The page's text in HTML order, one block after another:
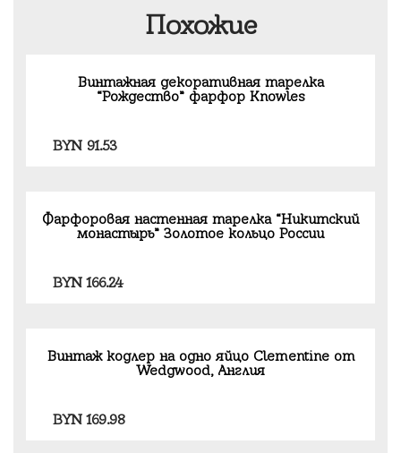
Похожие
Винтажная декоративная тарелка
“Рождество” фарфор Knowles
BYN91.53
Фарфоровая настенная тарелка “Никитский
монастырь” Золотое кольцо России
BYN166.24
Винтаж кодлер на одно яйцо Clementine от
Wedgwood, Англия
BYN169.98